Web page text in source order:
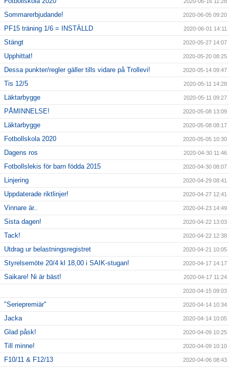
2020-06-16 11:28
Sommarerbjudande! 2020-06-05 09:20
PF15 träning 1/6 = INSTÄLLD 2020-06-01 14:11
Stängt 2020-05-27 14:07
Upphittat! 2020-05-20 08:25
Dessa punkter/regler gäller tills vidare på Trollevi! 2020-05-14 09:47
Tis 12/5 2020-05-11 14:28
Läktarbygge 2020-05-11 09:27
PÅMINNELSE! 2020-05-08 13:09
Läktarbygge 2020-05-08 08:17
Fotbollskola 2020 2020-05-05 10:30
Dagens ros 2020-04-30 11:46
Fotbollslekis för barn födda 2015 2020-04-30 08:07
Linjering 2020-04-29 08:41
Uppdaterade riktlinjer! 2020-04-27 12:41
Vinnare är.. 2020-04-23 14:49
Sista dagen! 2020-04-22 13:03
Tack! 2020-04-22 12:38
Utdrag ur belastningsregistret 2020-04-21 10:05
Styrelsemöte 20/4 kl 18,00 i SAIK-stugan! 2020-04-17 14:17
Saikare! Ni är bäst! 2020-04-17 11:24
2020-04-15 09:03
"Seriepremiär" 2020-04-14 10:34
Jacka 2020-04-14 10:05
Glad påsk! 2020-04-09 10:25
Till minne! 2020-04-09 10:10
F10/11 & F12/13 2020-04-06 08:43